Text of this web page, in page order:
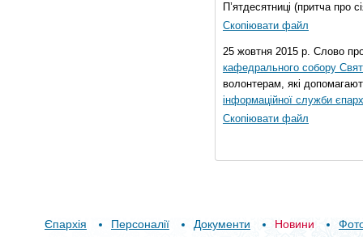
П’ятдесятниці (притча про
Скопіювати файл
25 жовтня 2015 р. Слово
кафедрального собору
волонтерам, які
інформаційної служби
Скопіювати файл
Єпархія Персоналії Документи Новини